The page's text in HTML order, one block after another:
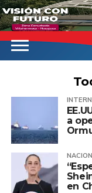
a
en